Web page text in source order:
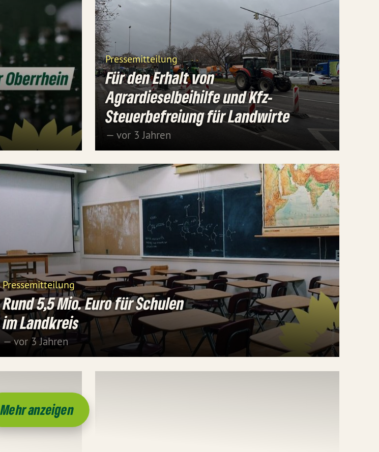
Pressemitteilung
Für den Erhalt von
Agrardieselbeihilfe und Kfz-
Steuerbefreiung für Landwirte
— vor 3 Jahren
Pressemitteilung
Rund 5,5 Mio. Euro für Schulen
im Landkreis
— vor 3 Jahren
Mehr anzeigen